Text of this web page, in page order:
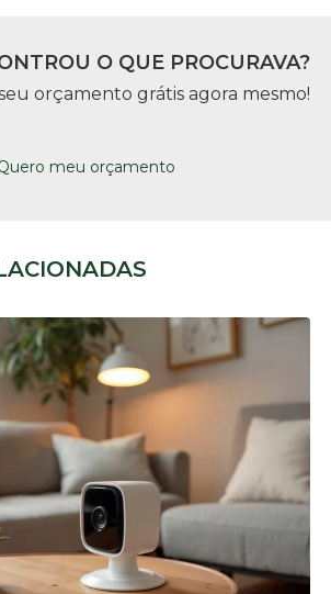
O QUE PROCURAVA?
orçamento grátis agora mesmo!
meu orçamento